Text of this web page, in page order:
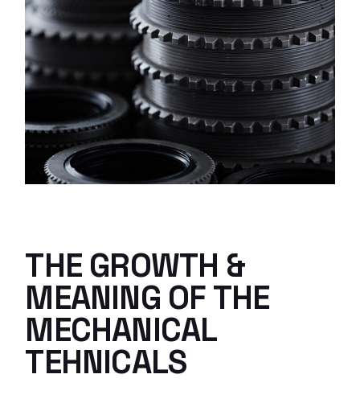
THE GROWTH &
MEANING OF THE
MECHANICAL
TEHNICALS